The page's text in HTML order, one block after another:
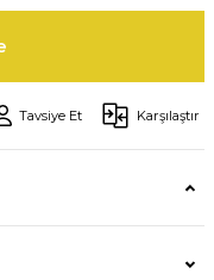
Tavsiye Et Karşılaştır